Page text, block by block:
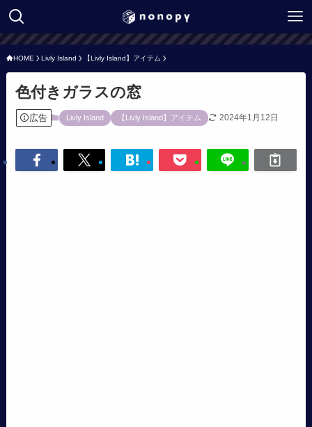
HOME Livly Island 【Livly Island】アイテム
色付きガラスの窓
広告 Livly Island 【Livly Island】アイテム 2024年1月12日